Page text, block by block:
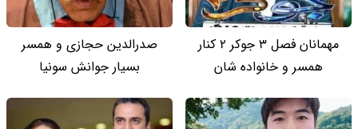
مهمانان فصل 3 جوکر 2 کنار
همسر و خانواده شان
صدرالدین حجازی و همسر
بسیار جوانش سونیا